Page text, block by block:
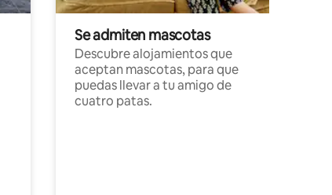
Se admiten mascotas
Descubre alojamientos que
aceptan mascotas, para que
puedas llevar a tu amigo de
cuatro patas.